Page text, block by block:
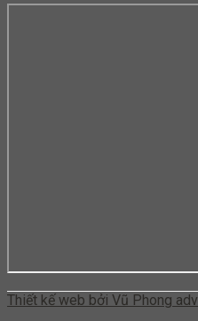
Thiết kế web bởi Vũ Phong adv